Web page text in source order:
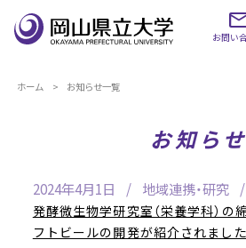
お問い
ホーム お知らせ一覧
お知らせ
2024年4月1日 地域連携・研究
発酵微生物学研究室（栄養学科）の
フトビールの開発が紹介されました